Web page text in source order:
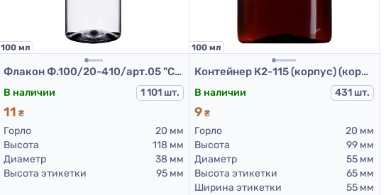
100 мл
Флакон Ф.100/20-410/арт.05 "Стелла" (прозрачный)
В наличии 1 101 шт.
11 ₴
Горло
20 мм
Высота
118 мм
Диаметр
38 мм
Высота этикетки
95 мм
100 мл
Контейнер К2-115 (корпус) (коричневый)
В наличии 431 шт.
9₴
Горло
20 мм
Высота
99 мм
Диаметр
55 мм
Высота этикетки
65 мм
Ширина этикетки
55 мм